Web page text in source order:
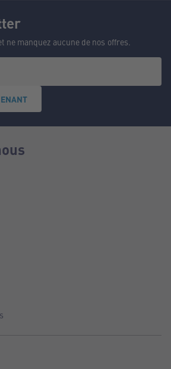
ne manquez aucune de nos offres.